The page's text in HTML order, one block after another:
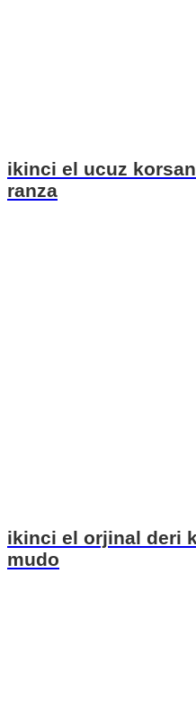
ikinci el ucuz
ranza
ikinci el orjinal deri
mudo